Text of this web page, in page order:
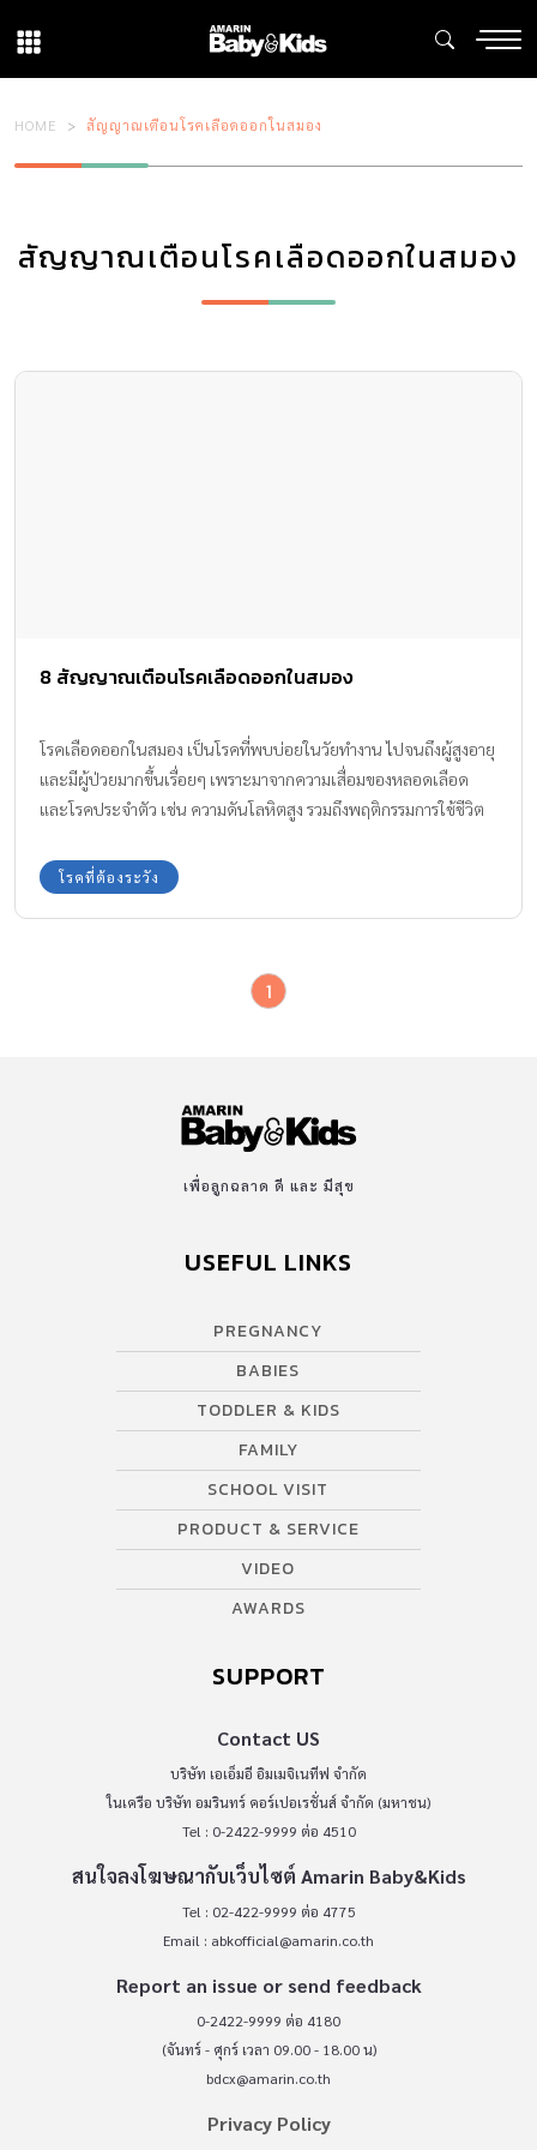
HOME สัญญาณเตือนโรคเลือดออกในสมอง
สัญญาณเตือนโรคเลือดออกในสมอง
8 สัญญาณเตือนโรคเลือดออกในสมอง
โรคเลือดออกในสมอง เป็นโรคที่พบบ่อยในวัยทำงาน ไปจนถึงผู้สูงอายุ
และมีผู้ป่วยมากขึ้นเรื่อยๆ เพราะมาจากความเสื่อมของหลอดเลือด
และโรคประจำตัว เช่น ความดันโลหิตสูง รวมถึงพฤติกรรมการใช้ชีวิต
ควรสังเกตกันค่ะ
โรคที่ต้องระวัง
1
เพื่อลูกฉลาด ดี และ มีสุข
USEFUL LINKS
PREGNANCY
BABIES
TODDLER & KIDS
FAMILY
SCHOOL VISIT
PRODUCT & SERVICE
VIDEO
AWARDS
SUPPORT
Contact US
บริษัท เอเอ็มอี อิมเมจิเนทีฟ จำกัด
ในเครือ บริษัท อมรินทร์ คอร์เปอเรชั่นส์ จำกัด (มหาชน)
Tel : 0-2422-9999 ต่อ 4510
สนใจลงโฆษณากับเว็บไซต์ Amarin Baby&Kids
Tel : 02-422-9999 ต่อ 4775
Email : abkofficial@amarin.co.th
Report an issue or send feedback
0-2422-9999 ต่อ 4180
(จันทร์ - ศุกร์ เวลา 09.00 - 18.00 น)
bdcx@amarin.co.th
Privacy Policy